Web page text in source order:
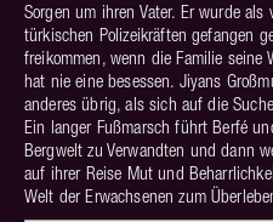
Sorgen um ihren Vater. Er wurde als
türkischen Polizeikräften gefangen
freikommen, wenn die Familie seine
hat nie eine besessen. Jiyans
anderes übrig, als sich auf die
Ein langer Fußmarsch führt Berfé
Bergwelt zu Verwandten und dann
auf ihrer Reise Mut und
Welt der Erwachsenen zum